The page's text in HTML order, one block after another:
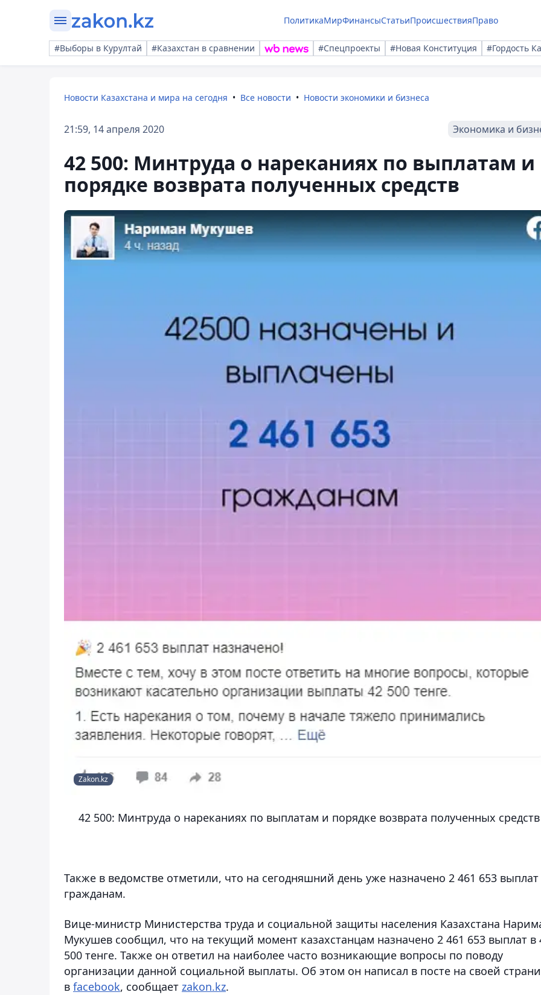
ПолитикаМирФинансыСтатьиПроисшествияПраво
#Выборы в Курултай #Казахстан в сравнении #Спецпроекты #Новая Конституция #Гордость
Новости Казахстана и мира на сегодня Все новости Новости экономики и бизнеса
21:59, 14 апреля 2020 Экономика и
42 500: Минтруда о нареканиях по выплатам и
порядке возврата полученных средств
Zakon.kz
42 500: Минтруда о нареканиях по выплатам и порядке возврата полученных средств
Также в ведомстве отметили, что на сегодняшний день уже назначено 2 461 653 выплат
гражданам.
Вице-министр Министерства труда и социальной защиты населения Казахстана
Мукушев сообщил, что на текущий момент казахстанцам назначено 2 461 653 выплат в
500 тенге. Также он ответил на наиболее часто возникающие вопросы по поводу
организации данной социальной выплаты. Об этом он написал в посте на своей
в facebook, сообщает zakon.kz.